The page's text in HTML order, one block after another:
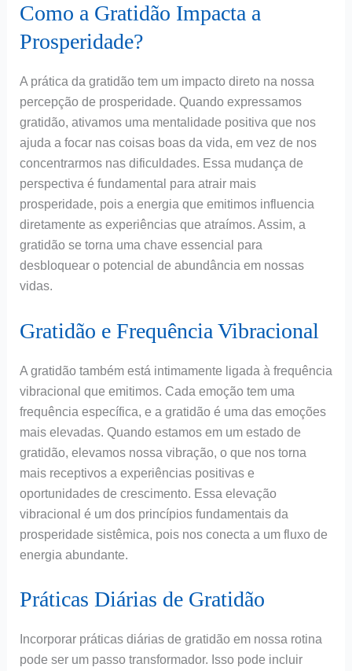
Como a Gratidão Impacta a
Prosperidade?
A prática da gratidão tem um impacto direto na nossa
percepção de prosperidade. Quando expressamos
gratidão, ativamos uma mentalidade positiva que nos
ajuda a focar nas coisas boas da vida, em vez de nos
concentrarmos nas dificuldades. Essa mudança de
perspectiva é fundamental para atrair mais
prosperidade, pois a energia que emitimos influencia
diretamente as experiências que atraímos. Assim, a
gratidão se torna uma chave essencial para
desbloquear o potencial de abundância em nossas
vidas.
Gratidão e Frequência Vibracional
A gratidão também está intimamente ligada à frequência
vibracional que emitimos. Cada emoção tem uma
frequência específica, e a gratidão é uma das emoções
mais elevadas. Quando estamos em um estado de
gratidão, elevamos nossa vibração, o que nos torna
mais receptivos a experiências positivas e
oportunidades de crescimento. Essa elevação
vibracional é um dos princípios fundamentais da
prosperidade sistêmica, pois nos conecta a um fluxo de
energia abundante.
Práticas Diárias de Gratidão
Incorporar práticas diárias de gratidão em nossa rotina
pode ser um passo transformador. Isso pode incluir